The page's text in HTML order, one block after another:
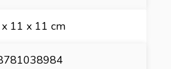
11 x 11 cm